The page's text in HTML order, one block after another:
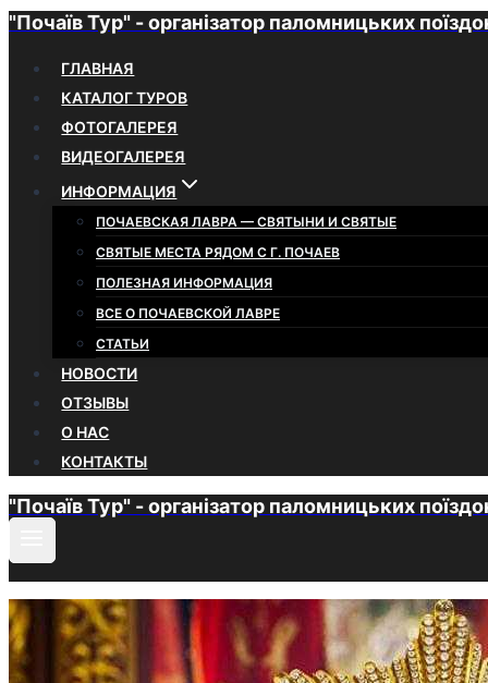
Перейти
содержимому
"Почаїв Тур" - організатор паломницьких
ГЛАВНАЯ
КАТАЛОГ ТУРОВ
ФОТОГАЛЕРЕЯ
ВИДЕОГАЛЕРЕЯ
ИНФОРМАЦИЯ
ПОЧАЕВСКАЯ ЛАВРА — СВЯТЫНИ И СВЯТЫЕ
СВЯТЫЕ МЕСТА РЯДОМ С Г. ПОЧАЕВ
ПОЛЕЗНАЯ ИНФОРМАЦИЯ
ВСЕ О ПОЧАЕВСКОЙ ЛАВРЕ
СТАТЬИ
НОВОСТИ
ОТЗЫВЫ
О НАС
КОНТАКТЫ
"Почаїв Тур" - організатор паломницьких